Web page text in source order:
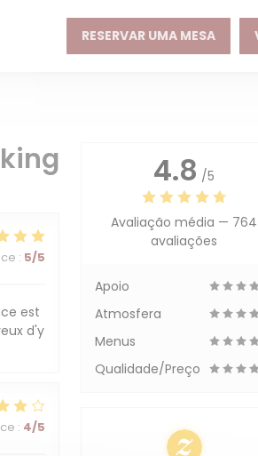
RESERVAR UMA MESA
: 5/5
est
d'y
: 4/5
4.8 /5
Avaliação média — 764
avaliações
Apoio
Atmosfera
Menus
Qualidade/Preço